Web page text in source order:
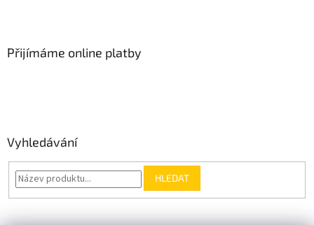
Přijímáme online platby
Vyhledávání
HLEDAT